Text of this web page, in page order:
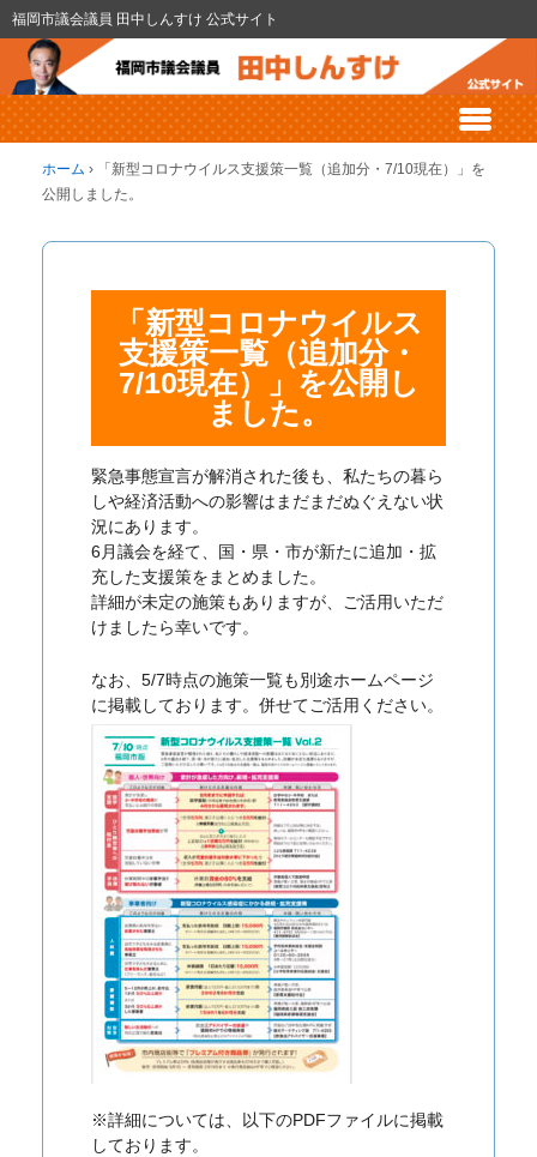
福岡市議会議員 田中しんすけ 公式サイト
ホーム ›
「新型コロナウイルス支援策一覧（追加分・7/10現在）」を
公開しました。
「新型コロナウイルス
支援策一覧（追加分・
7/10現在）」を公開し
ました。
緊急事態宣言が解消された後も、私たちの暮ら
しや経済活動への影響はまだまだぬぐえない状
況にあります。
6月議会を経て、国・県・市が新たに追加・拡
充した支援策をまとめました。
詳細が未定の施策もありますが、ご活用いただ
けましたら幸いです。
なお、5/7時点の施策一覧も別途ホームページ
に掲載しております。併せてご活用ください。
※詳細については、以下のPDFファイルに掲載
しております。